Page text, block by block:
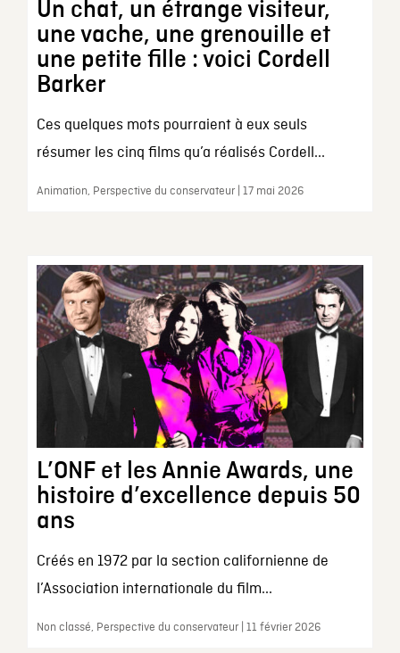
Un chat, un étrange visiteur,
une vache, une grenouille et
une petite fille : voici Cordell
Barker
Ces quelques mots pourraient à eux seuls
résumer les cinq films qu’a réalisés Cordell...
Animation, Perspective du conservateur | 17 mai 2026
L’ONF et les Annie Awards, une
histoire d’excellence depuis 50
ans
Créés en 1972 par la section californienne de
l’Association internationale du film...
Non classé, Perspective du conservateur | 11 février 2026